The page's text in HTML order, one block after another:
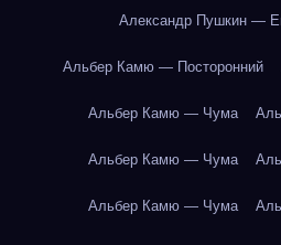
Александр Пушкин —
Альбер Камю — Посторонний
Альбер Камю — Чума
Альбер Камю — Чума
Альбер Камю — Чума